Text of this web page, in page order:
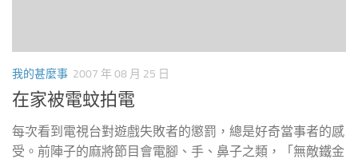
我的甚麼事 2007 年 08 月 25 日
在家被電蚊拍電
每次看到電視台對遊戲失敗者的懲罰，總是好奇當事者的感
受。前陣子的麻將節目會電腳、手、鼻子之類，「無敵鐵金